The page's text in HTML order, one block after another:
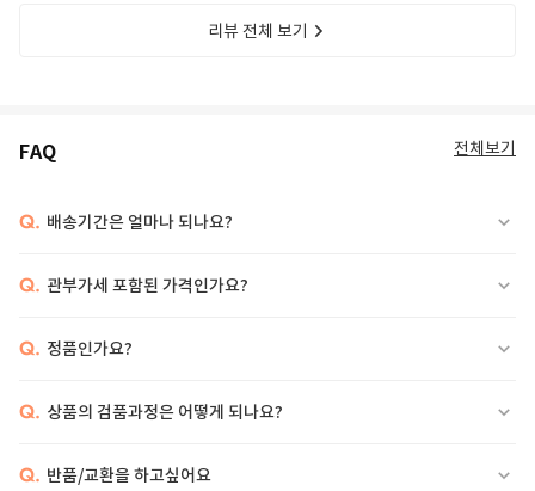
리뷰 전체 보기
FAQ 전체보기
Q. 배송기간은 얼마나 되나요?
Q. 관부가세 포함된 가격인가요?
Q. 정품인가요?
Q. 상품의 검품과정은 어떻게 되나요?
Q. 반품/교환을 하고싶어요